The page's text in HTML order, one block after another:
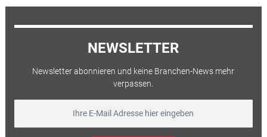
NEWSLETTER
Newsletter abonnieren und keine Branchen-News mehr
verpassen.